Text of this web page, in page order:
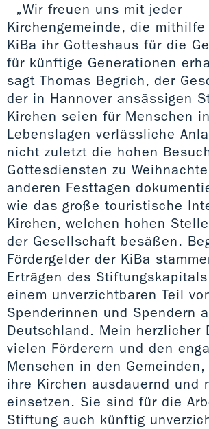
„Wir freuen uns mit jeder
Kirchengemeinde, die
KiBa ihr Gotteshaus für die
für künftige Generationen
sagt Thomas Begrich, der
der in Hannover ansässigen
Kirchen seien für Menschen
Lebenslagen verlässliche
nicht zuletzt die hohen
Gottesdiensten zu
anderen Festtagen
wie das große touristische
Kirchen, welchen hohen
der Gesellschaft besäßen.
Fördergelder der KiBa
Erträgen des
einem unverzichtbaren Teil
Spenderinnen und Spendern
Deutschland. Mein herzlicher
vielen Förderern und den
Menschen in den
ihre Kirchen ausdauernd und
einsetzen. Sie sind für die
Stiftung auch künftig